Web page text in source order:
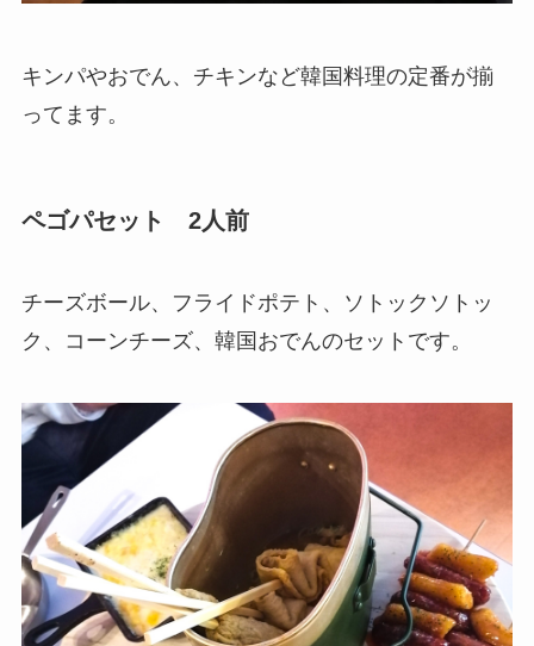
キンパやおでん、チキンなど韓国料理の定番が揃
ってます。
ペゴパセット 2人前
チーズボール、フライドポテト、ソトックソトッ
ク、コーンチーズ、韓国おでんのセットです。